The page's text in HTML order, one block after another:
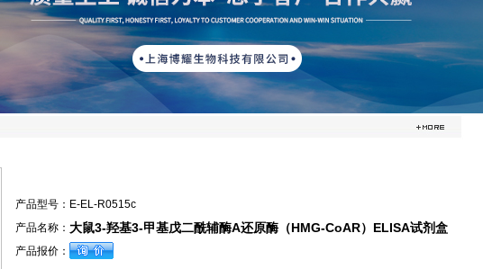
产品型号： E-EL-R0515c
产品名称： 大鼠3-羟基3-甲基戊二酰辅酶A还原酶（HMG-CoAR）ELISA试剂盒
产品报价：